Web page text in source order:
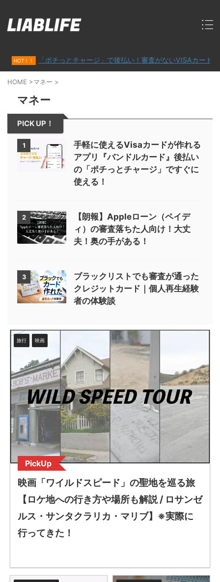
「ポチっとチャージ」で後払い！審査がないVISAカード「バンド
HOME >マネー >
マネー
PICK UP！
1
手軽に使えるVisaカードが作れる
アプリ『バンドルカード』後払い
の「ポチっとチャージ」ですぐに
使える！
2
【朗報】Appleローン（ペイデ
ィ）の審査落ちた人向け！大丈
夫！奥の手がある！
3
ブラックリストでも審査が通った
クレジットカード｜個人再生経験
者の体験談
旅行 映画
PickUp
映画「ワイルドスピード」の聖地を巡る旅
【ロケ地への行き方や場所も解説 / ロサンゼ
ルス・サンタクラリカ・マリブ】※実際に
行ってきた！